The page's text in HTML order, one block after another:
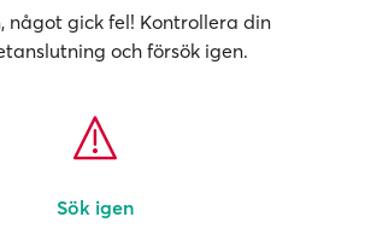
något gick fel! Kontrollera din
och försök igen.
Sök igen